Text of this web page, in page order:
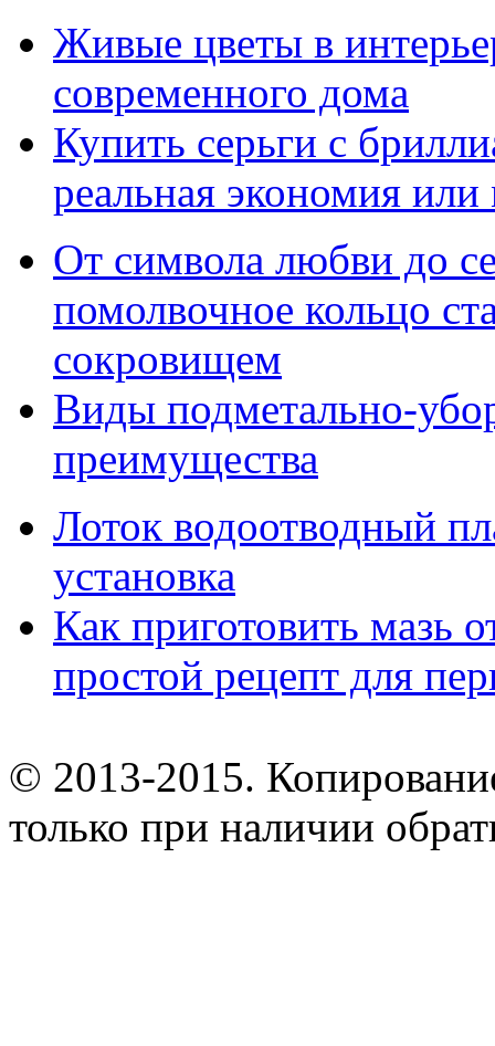
Живые цветы в
современного дома
Купить серьги с
реальная экономия
От символа любви до
помолвочное кольцо
сокровищем
Виды подметально-
преимущества
Лоток водоотводный
установка
Как приготовить мазь
простой рецепт для
© 2013-2015.
только при наличии